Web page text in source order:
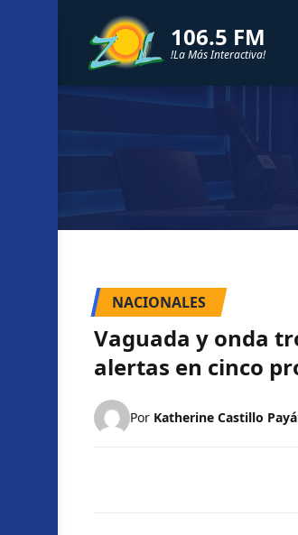
106.5 FM
!La Más Interactiva!
NACIONALES
Vaguada y onda
alertas en cinco
Por Katherine Castillo